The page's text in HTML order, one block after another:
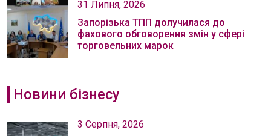
31 Липня, 2026
Запорізька ТПП долучилася до
фахового обговорення змін у сфері
торговельних марок
Новини бізнесу
3 Серпня, 2026